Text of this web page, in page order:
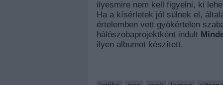
ilyesmire nem kell figyelni, ki
Ha a kísérletek jól sülnek el,
értelemben vett gyökértelen
hálószobaprojektként indult
ilyen albumot készített.